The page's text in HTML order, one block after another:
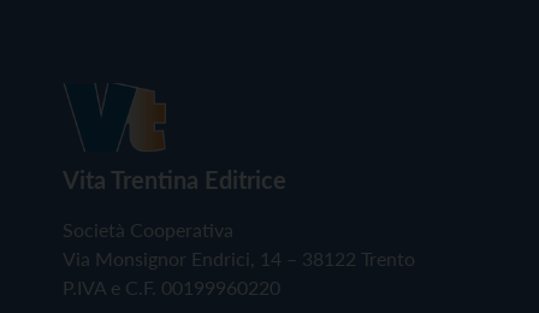
Vita Trentina Editrice
Società Cooperativa
Via Monsignor Endrici, 14 – 38122 Trento
P.IVA e C.F. 00199960220